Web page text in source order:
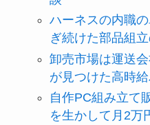
ハーネスの内職
ぎ続けた部品組
卸売市場は運送
が見つけた高時
自作PC組み立て
を生かして月2万